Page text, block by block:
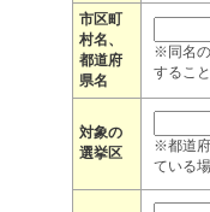
市区町
村名、
都道府
県名
※同名
するこ
対象の
選挙区
※都道
ている